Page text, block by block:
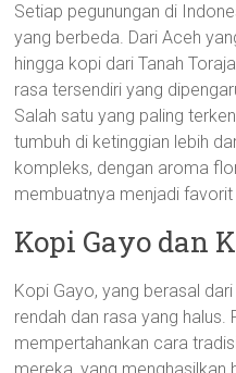
Setiap pegunungan di
yang berbeda. Dari Aceh
hingga kopi dari Tanah
rasa tersendiri yang
Salah satu yang paling
tumbuh di ketinggian lebih
kompleks, dengan aroma
membuatnya menjadi
Kopi Gayo dan
Kopi Gayo, yang berasal
rendah dan rasa yang halus.
mempertahankan cara